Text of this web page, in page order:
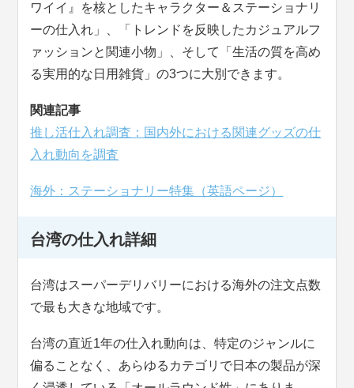
ワイイ』を核としたキャラクター＆ステーショナリ
ーの仕入れ」、「トレンドを反映したカジュアルフ
ァッションと関連小物」、そして「生活の質を高め
る実用的な日用雑貨」の3つに大別できます。
関連記事
推し活仕入れ調査：国内外における関連グッズの仕
入れ動向を調査
海外：ステーショナリー特集（英語ページ）
台湾の仕入れ詳細
台湾はスーパーデリバリーにおける海外の注文点数
で最も大きな地域です。
台湾の直近1年の仕入れ動向は、特定のジャンルに
偏ることなく、あらゆるカテゴリで日本の製品が深